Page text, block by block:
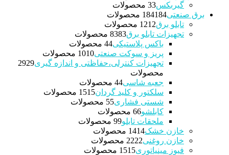
گیربکس 33 محصولات
برق صنعتی
184184 محصولات
تابلو برق
1212 محصولات
تجهیزات تابلو برق
8383 محصولات
باکس پلاستیکی 44 محصولات
پریز و سوکت صنعتی
1010 محصولات
تجهیزات کنترلی،حفاظتی و اندازه گیری
2929
محصولات
جعبه شاسی 44 محصولات
سلکتور و کلید گردان
1515 محصولات
شستی فشاری 55 محصولات
کابلشو 66 محصولات
ملحقات تابلو 99 محصولات
خازن خشک
1414 محصولات
خازن روغنی
2222 محصولات
فیوز مینیاتوری
1515 محصولات